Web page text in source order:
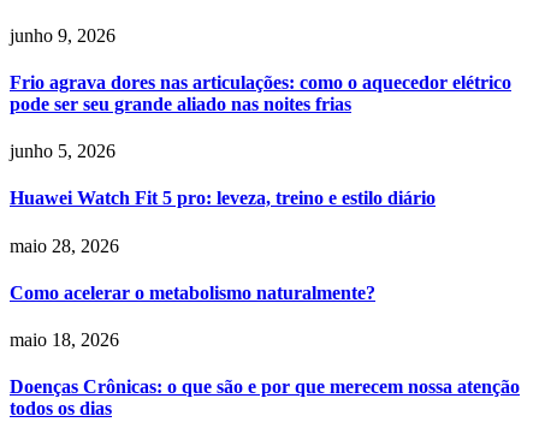
junho 9, 2026
Frio agrava dores nas articulações: como o aquecedor elétrico
pode ser seu grande aliado nas noites frias
junho 5, 2026
Huawei Watch Fit 5 pro: leveza, treino e estilo diário
maio 28, 2026
Como acelerar o metabolismo naturalmente?
maio 18, 2026
Doenças Crônicas: o que são e por que merecem nossa atenção
todos os dias